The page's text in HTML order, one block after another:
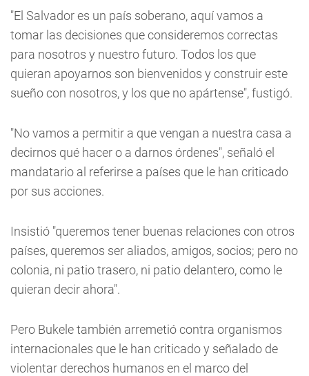
"El Salvador es un país soberano, aquí vamos a
tomar las decisiones que consideremos correctas
para nosotros y nuestro futuro. Todos los que
quieran apoyarnos son bienvenidos y construir este
sueño con nosotros, y los que no apártense", fustigó.
"No vamos a permitir a que vengan a nuestra casa a
decirnos qué hacer o a darnos órdenes", señaló el
mandatario al referirse a países que le han criticado
por sus acciones.
Insistió "queremos tener buenas relaciones con otros
países, queremos ser aliados, amigos, socios; pero no
colonia, ni patio trasero, ni patio delantero, como le
quieran decir ahora".
Pero Bukele también arremetió contra organismos
internacionales que le han criticado y señalado de
violentar derechos humanos en el marco del